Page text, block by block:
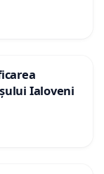
Ialoveni